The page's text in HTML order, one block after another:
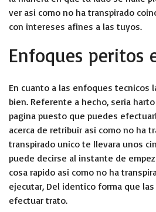
ver asi­ como no ha transpirado
con intereses afines a las tuyos.
Enfoques peritos
En cuanto a las enfoques tecnicos
bien. Referente a hecho, seri­a
pagina puesto que puedes
acerca de retribuir asi­ como no ha
transpirado unico te llevara unos
puede decirse al instante de
cosa rapido asi­ como no ha
ejecutar, Del identico forma que
efectuar trato.